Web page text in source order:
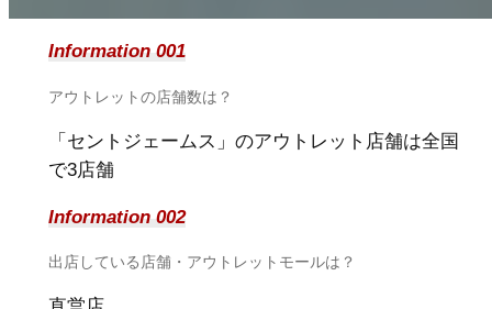
Information 001
アウトレットの店舗数は？
「セントジェームス」のアウトレット店舗は全国
で3店舗
Information 002
出店している店舗・アウトレットモールは？